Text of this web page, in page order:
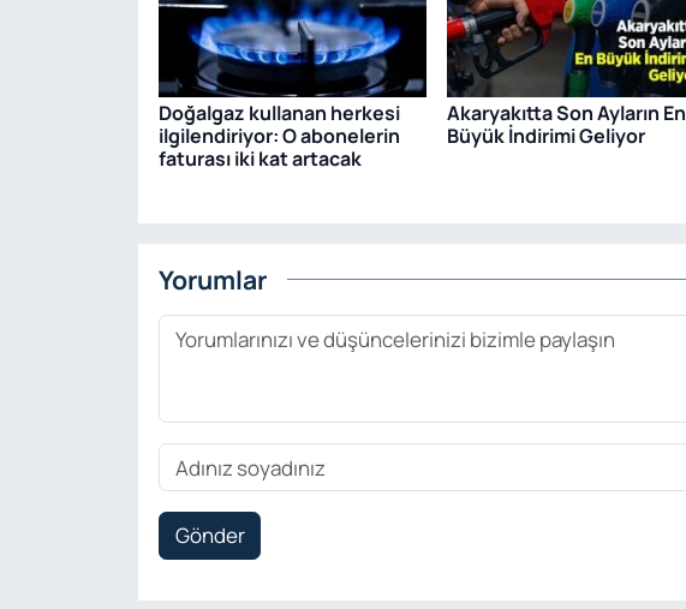
Doğalgaz kullanan herkesi
ilgilendiriyor: O abonelerin
faturası iki kat artacak
Akaryakıtta Son Ayların En
Büyük İndirimi Geliyor
Yorumlar
Gönder